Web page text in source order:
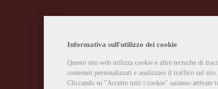
Informativa sull'utilizzo dei cookie
Questo sito web utilizza cookie e altre tecniche di
contenuti personalizzati e analizzare il traffico sul sito.
Cliccando su "Accetto tutti i cookie" saranno attivate